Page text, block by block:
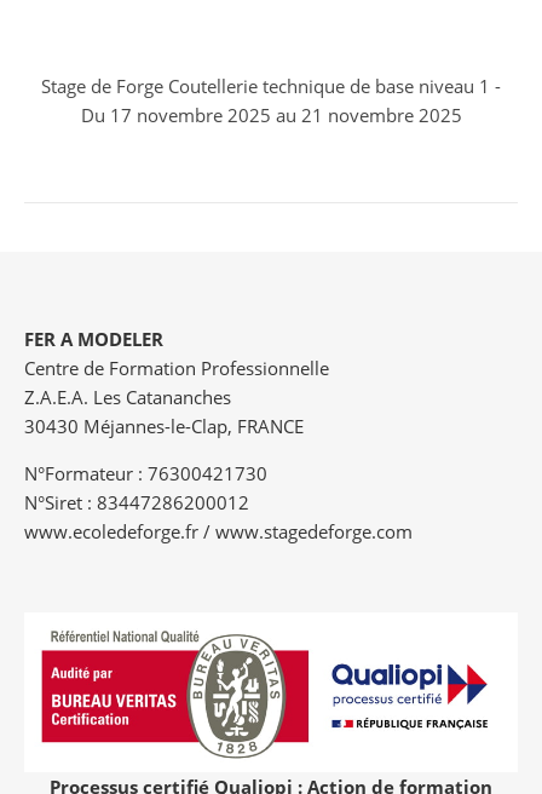
Stage de Forge Coutellerie technique de base niveau 1 -
Du 17 novembre 2025 au 21 novembre 2025
FER A MODELER
Centre de Formation Professionnelle
Z.A.E.A. Les Catananches
30430 Méjannes-le-Clap, FRANCE
N°Formateur : 76300421730
N°Siret : 83447286200012
www.ecoledeforge.fr / www.stagedeforge.com
Processus certifié Qualiopi : Action de formation